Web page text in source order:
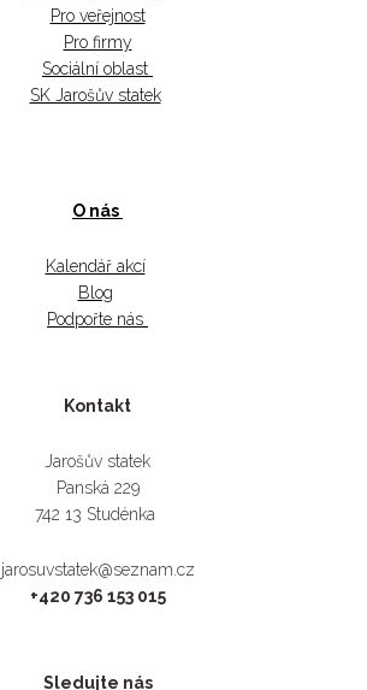
Pro veřejnost
Pro firmy
Sociální oblast
SK Jarošův statek
O nás
Kalendář akcí
Blog
Podpořte nás
Kontakt
Jarošův statek
Panská 229
742 13 Studénka
jarosuvstatek@seznam.cz
+420 736 153 015
Sledujte nás